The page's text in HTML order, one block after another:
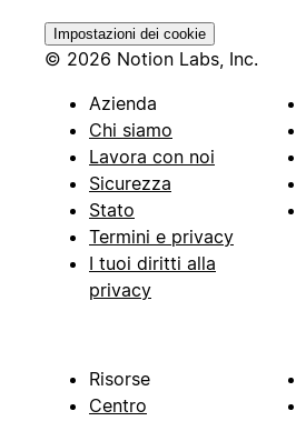
Impostazioni dei cookie
© 2026 Notion Labs, Inc.
Azienda
Chi siamo
Lavora con noi
Sicurezza
Stato
Termini e privacy
I tuoi diritti alla
privacy
Risorse
Centro